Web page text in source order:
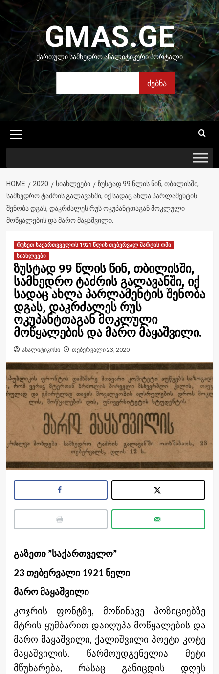
Skip
to
content
GMAS.GE
ᲥᲐᲠᲗᲣᲚᲘ ᲡᲐᲛᲮᲔᲓᲠᲝ ᲐᲜᲐᲚᲘᲢᲘᲙᲣᲠᲘ ᲞᲝᲠᲢᲐᲚᲘ
ძებნა
Menu
HOME 2020 ᲡᲘᲐᲮᲚᲔᲔᲑᲘ
ᲖᲣᲡᲢᲐᲓ 99 ᲬᲚᲘᲡ ᲬᲘᲜ, ᲗᲑᲘᲚᲘᲡᲨᲘ,
ᲡᲐᲛᲮᲔᲓᲠᲝ ᲢᲐᲫᲠᲘᲡ ᲒᲐᲚᲐᲕᲐᲜᲨᲘ, ᲘᲥ ᲡᲐᲓᲐᲪ ᲐᲮᲚᲐ ᲞᲐᲠᲚᲐᲛᲔᲜᲢᲘᲡ
ᲨᲔᲜᲝᲑᲐ ᲓᲒᲐᲡ, ᲓᲐᲙᲠᲫᲐᲚᲔᲡ ᲠᲣᲡ ᲝᲙᲣᲞᲐᲜᲢᲗᲐᲒᲐᲜ ᲛᲝᲙᲚᲣᲚᲘ
ᲛᲝᲬᲧᲐᲚᲔᲑᲘᲡ ᲓᲐ ᲛᲐᲠᲝ ᲛᲐᲧᲐᲨᲕᲘᲚᲘ.
რუსეთ საქართვველოს 1921 წლის თებერვალ მარტის ომი
სიახლეები
ზუსტად 99 წლის წინ, თბილისში,
სამხედრო ტაძრის გალავანში, იქ
სადაც ახლა პარლამენტის შენობა
დგას, დაკრძალეს რუს
ოკუპანტთაგან მოკლული
მოწყალების და მარო მაყაშვილი.
ანალიტიკოსი თებერვალი 23, 2020
გაზეთი ”საქართველო”
23 თებერვალი 1921 წელი
მარო მაყაშვილი
კოჯრის ფონტზე, მოწინავე პოზიციებზე
მტრის ყუმბარით დაიღუპა მოწყალების და
მარო მაყაშვილი, ქალიშვილი პოეტი კოტე
მაყაშვილის. წარმოუდგენელია მეტი
მწუხარება, რასაც განიცდის დღეს